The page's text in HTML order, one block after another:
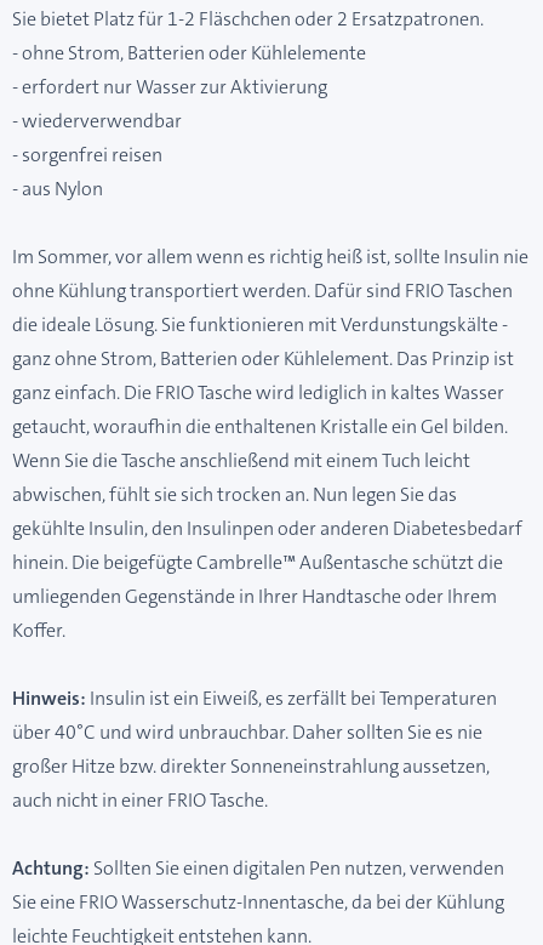
Sie bietet Platz für 1-2 Fläschchen oder 2 Ersatzpatronen.
- ohne Strom, Batterien oder Kühlelemente
- erfordert nur Wasser zur Aktivierung
- wiederverwendbar
- sorgenfrei reisen
- aus Nylon
Im Sommer, vor allem wenn es richtig heiß ist, sollte Insulin nie
ohne Kühlung transportiert werden. Dafür sind FRIO Taschen
die ideale Lösung. Sie funktionieren mit Verdunstungskälte -
ganz ohne Strom, Batterien oder Kühlelement. Das Prinzip ist
ganz einfach. Die FRIO Tasche wird lediglich in kaltes Wasser
getaucht, woraufhin die enthaltenen Kristalle ein Gel bilden.
Wenn Sie die Tasche anschließend mit einem Tuch leicht
abwischen, fühlt sie sich trocken an. Nun legen Sie das
gekühlte Insulin, den Insulinpen oder anderen Diabetesbedarf
hinein. Die beigefügte Cambrelle™ Außentasche schützt die
umliegenden Gegenstände in Ihrer Handtasche oder Ihrem
Koffer.
Hinweis: Insulin ist ein Eiweiß, es zerfällt bei Temperaturen
über 40°C und wird unbrauchbar. Daher sollten Sie es nie
großer Hitze bzw. direkter Sonneneinstrahlung aussetzen,
auch nicht in einer FRIO Tasche.
Achtung: Sollten Sie einen digitalen Pen nutzen, verwenden
Sie eine FRIO Wasserschutz-Innentasche, da bei der Kühlung
leichte Feuchtigkeit entstehen kann.